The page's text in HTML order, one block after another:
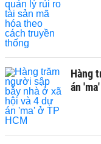
Hàng
án